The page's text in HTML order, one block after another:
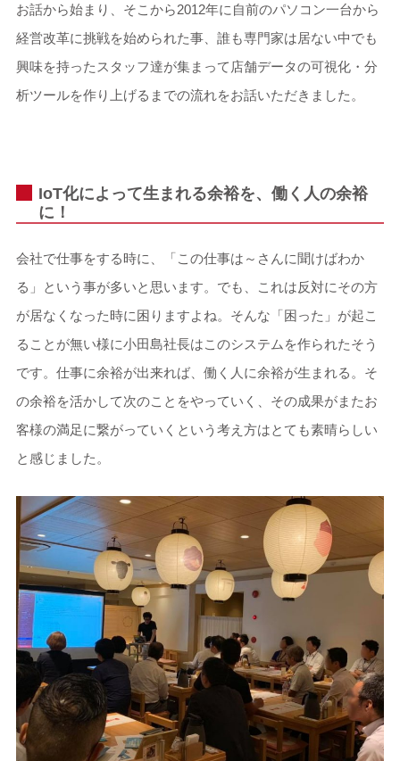
お話から始まり、そこから2012年に自前のパソコン一台から
経営改革に挑戦を始められた事、誰も専門家は居ない中でも
興味を持ったスタッフ達が集まって店舗データの可視化・分
析ツールを作り上げるまでの流れをお話いただきました。
IoT化によって生まれる余裕を、働く人の余裕
に！
会社で仕事をする時に、「この仕事は～さんに聞けばわか
る」という事が多いと思います。でも、これは反対にその方
が居なくなった時に困りますよね。そんな「困った」が起こ
ることが無い様に小田島社長はこのシステムを作られたそう
です。仕事に余裕が出来れば、働く人に余裕が生まれる。そ
の余裕を活かして次のことをやっていく、その成果がまたお
客様の満足に繋がっていくという考え方はとても素晴らしい
と感じました。